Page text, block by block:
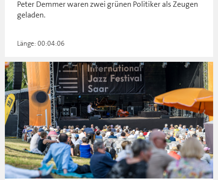
Peter Demmer waren zwei grünen Politiker als Zeugen
geladen.
Länge: 00:04:06